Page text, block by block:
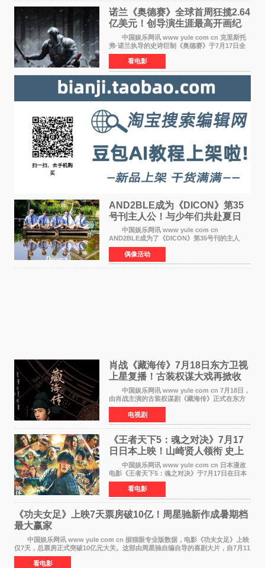
诺兰《奥德赛》全球首周狂揽2.64
亿美元！创导演生涯最高开画纪
中国娱乐网讯 www yule com cn 克里斯托
弗·诺兰执导的史诗巨制《奥德赛》于7月17日全
球上映，首周末票房表现远超预期——北美首周
三天粗报1 245亿美元（开画3919馆），全球首周
2 641亿美元
看电影
AND2BLE成为《DICON》第35
号刊主人公！与少年们共赴夏日
之约
中国娱乐网讯 www yule com cn
AND2BLE成为了《DICON》第35号刊的主人
公，本期标题为And The Summer。作为出道后
首次担任杂志画报主角的完整体，AND2BLE用清
澈的少年感与全新的夏天相遇了
偶像活动
肖战《藏海传》7月18日东方卫视
上星复播！古装权谋大戏再掀收
视热潮
中国娱乐网讯 www yule com cn 7月18日，
由肖战主演的古装权谋剧《藏海传》正式在东方
卫视上星复播，引发广泛关注。该剧此前已在网
络平台播出，凭借精良制作和紧凑剧情收获不俗
口碑，此次上
电视剧
《王者天下5：魂之对决》7月17
日日本上映！山崎贤人领衔 史上
最大“函谷关防卫战”
中国娱乐网讯 www yule com cn 日本漫改
电影《王者天下5：魂之对决》于7月17日在日本
全国上映。这部由佐藤信介执导、山崎贤人主演
的历史动作片，改编自原泰久同名人气漫画，继
续讲述信和漂
看电影
《功夫女足》上映7天票房破10亿！周星驰新作成暑期档
最大赢家
中国娱乐网讯 www yule com cn 据猫眼专业版数据，电影《功夫女足》上映
仅7天，总票房正式突破10亿元大关。这部由周星驰自编自导的喜剧大片，自7月11
日公映以来便展现出惊人的市场统治力。
看电影